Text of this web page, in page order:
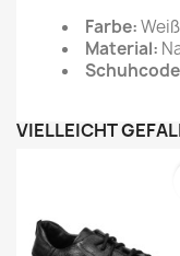
Farbe:
Material:
VIELLEICHT